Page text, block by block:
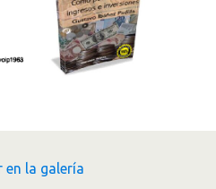
en la galería